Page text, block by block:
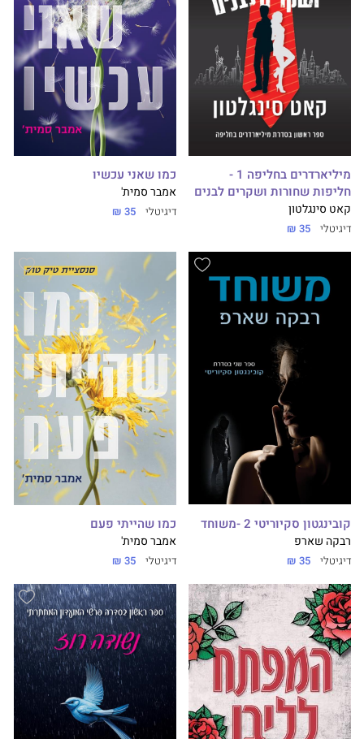
מיליארדרים בחליפה 1 -
חליפות שחורות ושקרים לבנים
קאט סינגלטון
דיגיטלי 35 ₪
כמו שאני עכשיו
אמבר סמית'
דיגיטלי 35 ₪
קובינגטון סקיוריטי 2 -משוחד
רבקה שארפ
דיגיטלי 35 ₪
כמו שהייתי פעם
אמבר סמית'
דיגיטלי 35 ₪